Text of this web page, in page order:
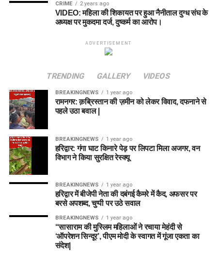
CRIME 2 years ago
VIDEO: महिला की शिकायत पर हुआ नैनीताल दुग्ध संघ के
अध्यक्ष पर मुकदमा दर्ज, दुष्कर्म का आरोप।
ADVERTISEMENT
TRENDING GALLERY VIDEOS
BREAKINGNEWS 1 year ago
रामनगर: क़ब्रिस्तान की ज़मीन को लेकर विवाद, दफनाने से
पहले उठा बवाल |
BREAKINGNEWS 1 year ago
हरिद्वार: गंगा घाट किनारे पेड़ पर लिपटा मिला अजगर, वन
विभाग ने किया सुरक्षित रेस्क्यू
BREAKINGNEWS 1 year ago
हरिद्वार में बीजेपी नेता की दबंगई कैमरे में कैद, अफसर पर
बरसे अपशब्द, चुप्पी पर उठे सवाल
BREAKINGNEWS 1 year ago
“सासाराम की मुस्लिम महिलाओं ने रचाया मेहंदी से
‘ऑपरेशन सिन्दूर’, पीएम मोदी के स्वागत में गूंजा एकता का
संदेश|